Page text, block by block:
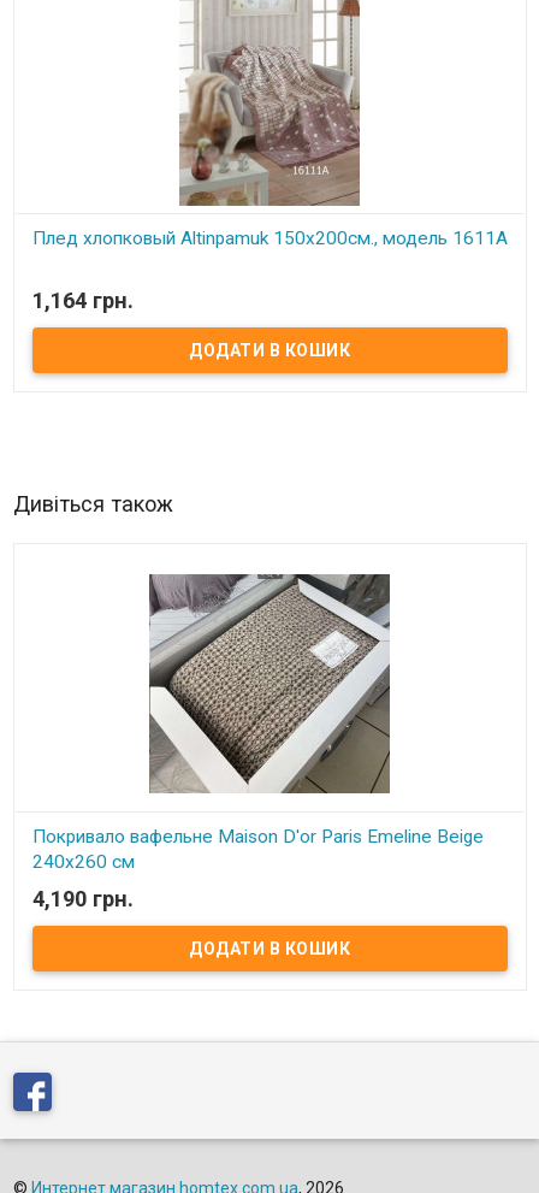
Плед хлопковый Altinpamuk 150х200см., модель 1611А
В наявності
Размер: 150х200 см. Плотность: 500 г/м2 Состав: 60% хлопок, 35%
акрил, 5% полиэстер Производитель: Altinpamuk (Турция)
1,164 грн.
Дивіться також
Покривало вафельне Maison D'or Paris Emeline Beige
240х260 см
В наявності
Покривало Maison D'or Paris Emeline Beige 240х260 см Розмір:
240x260 см. Тканина: 100% бавовна, вафелька. Пакування:
фірмове. Торгова марка: Maison D'or. Виробник: Туреччина.
4,190 грн.
© Интернет магазин homtex.com.ua, 2026